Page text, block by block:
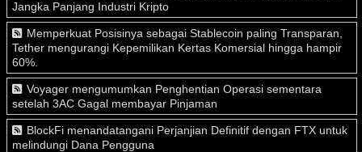
Jangka Panjang Industri Kripto
Memperkuat Posisinya sebagai Stablecoin paling Transparan,
Tether mengurangi Kepemilikan Kertas Komersial hingga hampir
60%.
Voyager mengumumkan Penghentian Operasi sementara
setelah 3AC Gagal membayar Pinjaman
BlockFi menandatangani Perjanjian Definitif dengan FTX untuk
melindungi Dana Pengguna